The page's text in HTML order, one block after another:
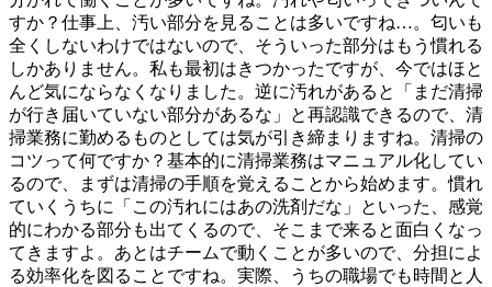
すか？仕事上、汚い部分を見ることは多いですね…。匂いも
全くしないわけではないので、そういった部分はもう慣れる
しかありません。私も最初はきつかったですが、今ではほと
んど気にならなくなりました。逆に汚れがあると「まだ清掃
が行き届いていない部分があるな」と再認識できるので、清
掃業務に勤めるものとしては気が引き締まりますね。清掃の
コツって何ですか？基本的に清掃業務はマニュアル化してい
るので、まずは清掃の手順を覚えることから始めます。慣れ
ていくうちに「この汚れにはあの洗剤だな」といった、感覚
的にわかる部分も出てくるので、そこまで来ると面白くなっ
てきますよ。あとはチームで動くことが多いので、分担によ
る効率化を図ることですね。実際、うちの職場でも時間と人